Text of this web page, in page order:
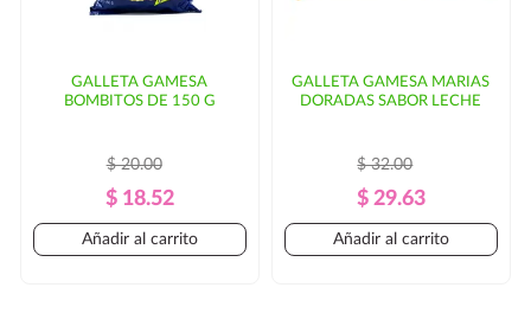
GALLETA GAMESA
BOMBITOS DE 150 G
Precio
Regular
$ 20.00
Precio
$ 18.52
Añadir al carrito
GALLETA GAMESA MARIAS
DORADAS SABOR LECHE
Precio
Regular
$ 32.00
Precio
$ 29.63
Añadir al carrito